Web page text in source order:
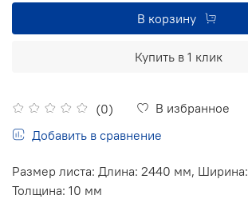
(0)
В избранное
Добавить в сравнение
В корзину
Купить в 1 клик
Размер листа: Длина: 2440 мм,
Толщина: 10 мм